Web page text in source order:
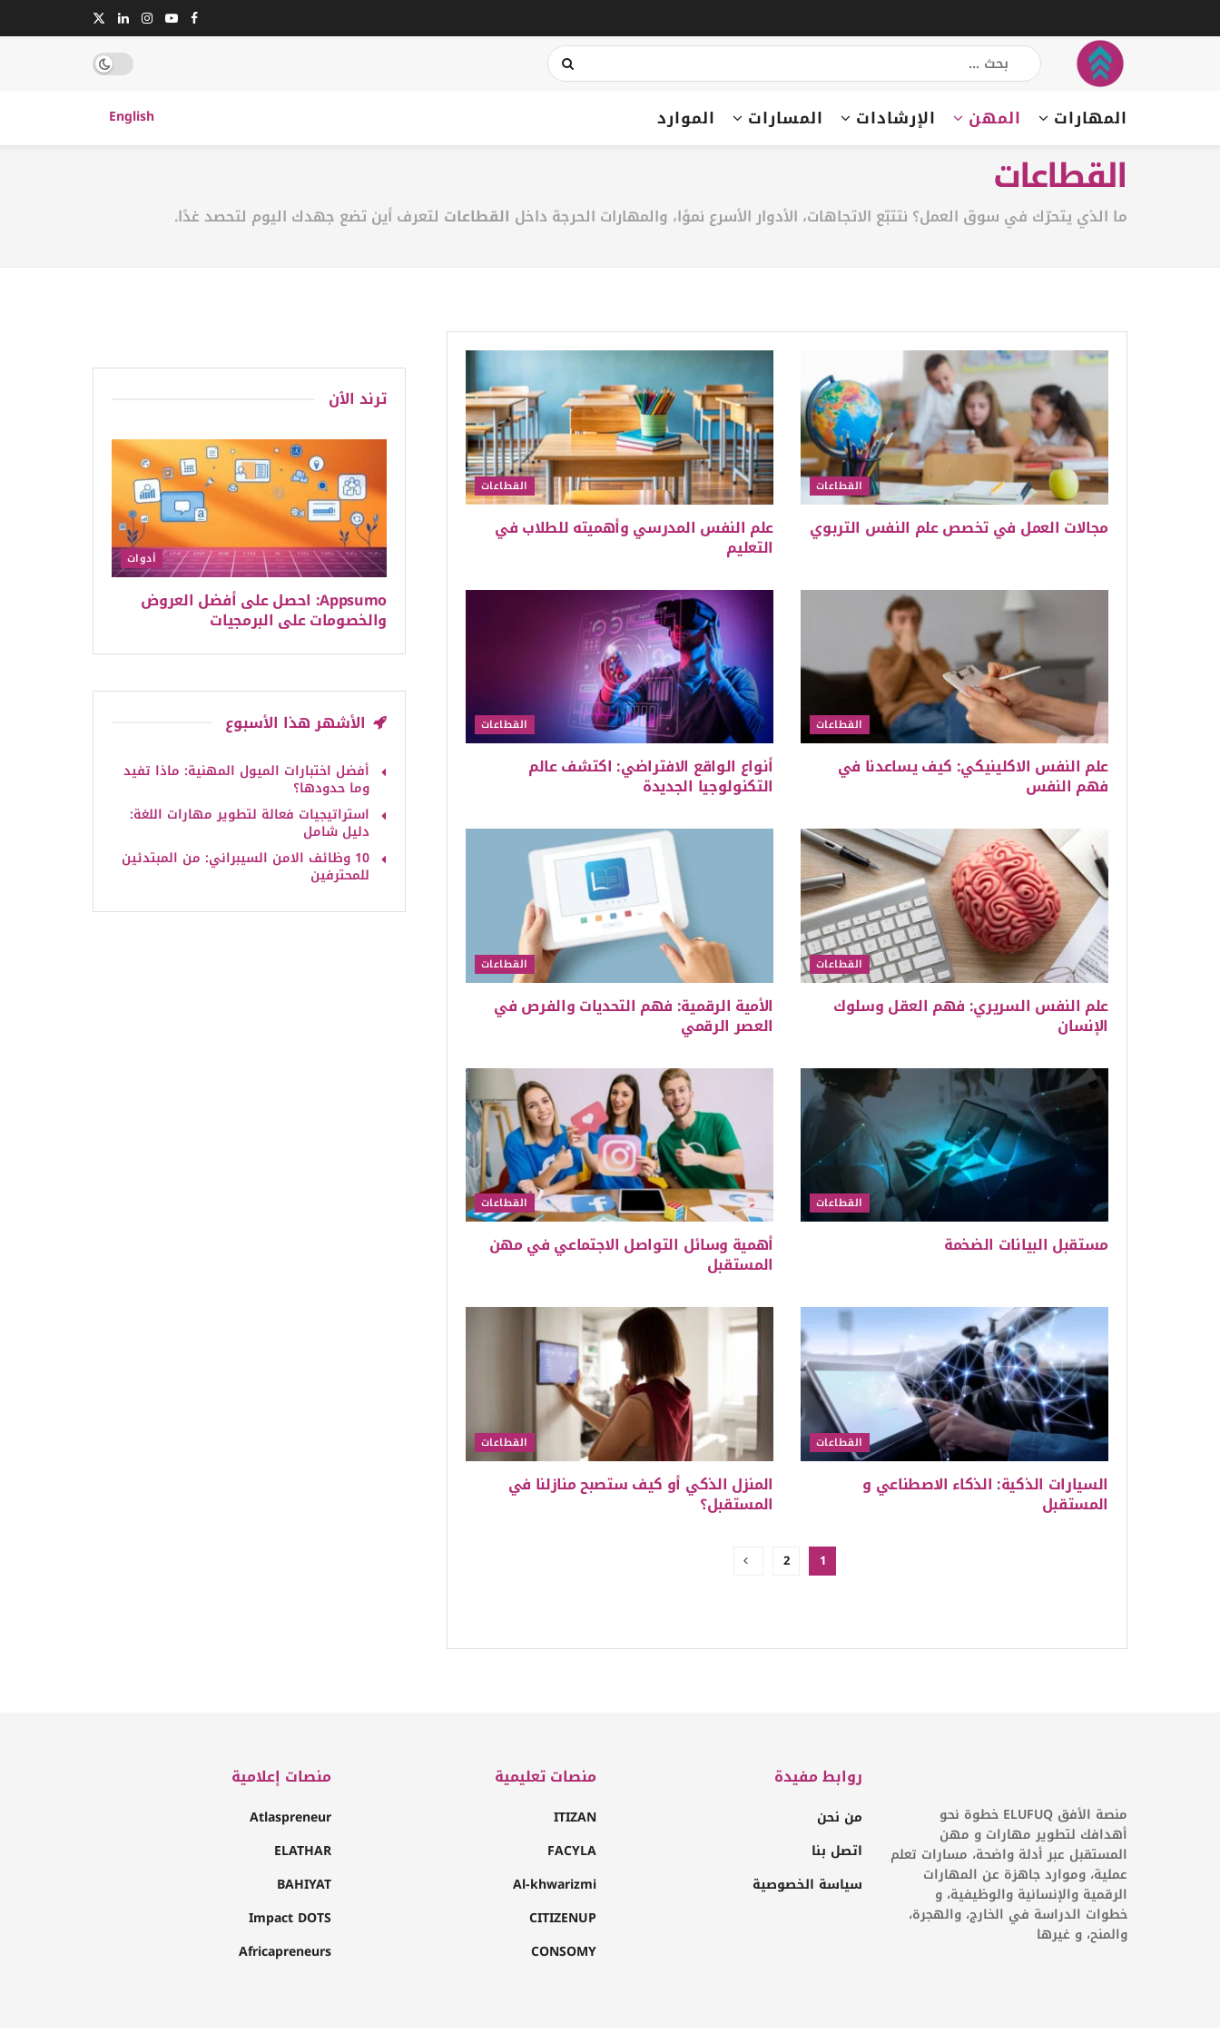
المهارات المهن الإرشادات المسارات الموارد English
القطاعات
ما الذي يتحرّك في سوق العمل؟ نتتبّع الاتجاهات، الأدوار الأسرع نموًا، والمهارات الحرجة داخل القطاعات لتعرف أين تضع جهدك اليوم لتحصد غدًا.
القطاعات
مجالات العمل في تخصص علم النفس التربوي
القطاعات
علم النفس المدرسي وأهميته للطلاب في
التعليم
القطاعات
علم النفس الاكلينيكي: كيف يساعدنا في
فهم النفس
القطاعات
أنواع الواقع الافتراضي: اكتشف عالم
التكنولوجيا الجديدة
القطاعات
علم النفس السريري: فهم العقل وسلوك
الإنسان
القطاعات
الأمية الرقمية: فهم التحديات والفرص في
العصر الرقمي
القطاعات
مستقبل البيانات الضخمة
القطاعات
أهمية وسائل التواصل الاجتماعي في مهن
المستقبل
القطاعات
السيارات الذكية: الذكاء الاصطناعي و
المستقبل
القطاعات
المنزل الذكي أو كيف ستصبح منازلنا في
المستقبل؟
1
2
ترند الٱن
أدوات
Appsumo: احصل على أفضل العروض
والخصومات على البرمجيات
الأشهر هذا الأسبوع
أفضل اختبارات الميول المهنية: ماذا تفيد
وما حدودها؟
استراتيجيات فعالة لتطوير مهارات اللغة:
دليل شامل
10 وظائف الامن السيبراني: من المبتدئين
للمحترفين
منصة الأفق ELUFUQ خطوة نحو
أهدافك لتطوير مهارات و مهن
المستقبل عبر أدلة واضحة، مسارات تعلم
عملية، وموارد جاهزة عن المهارات
الرقمية والإنسانية والوظيفية، و
خطوات الدراسة في الخارج، والهجرة،
والمنح، و غيرها
روابط مفيدة
من نحن
اتصل بنا
سياسة الخصوصية
منصات تعليمية
ITIZAN
FACYLA
Al-khwarizmi
CITIZENUP
CONSOMY
منصات إعلامية
Atlaspreneur
ELATHAR
BAHIYAT
Impact DOTS
Africapreneurs